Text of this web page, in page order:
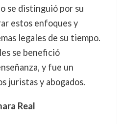
se distinguió por su
estos enfoques y
legales de su tiempo.
se benefició
y fue un
juristas y abogados.
Real